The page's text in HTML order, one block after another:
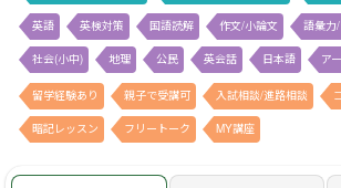
英語 英検対策 国語読解 作文/小論文 語彙力
社会(小中) 地理 公民 英会話 日本語 ア
留学経験あり 親子で受講可 入試相談/進路相談
暗記レッスン フリートーク MY講座